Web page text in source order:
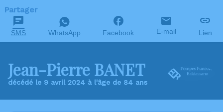
Partager
SMS WhatsApp Facebook E-mail Lien
Jean-Pierre BANET
décédé le 9 avril 2024 à l'âge de 84 ans